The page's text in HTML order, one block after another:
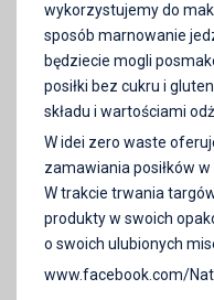
wykorzystujemy do
sposób marnowanie
będziecie mogli
posiłki bez cukru i
składu i wartościami
W idei zero waste
zamawiania posiłków
W trakcie trwania
produkty w swoich
o swoich ulubionych
www.facebook.com/